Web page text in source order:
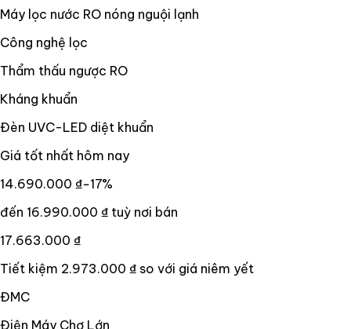
Máy lọc nước RO nóng nguội lạnh
Công nghệ lọc
Thẩm thấu ngược RO
Kháng khuẩn
Đèn UVC-LED diệt khuẩn
Giá tốt nhất hôm nay
14.690.000 ₫−17%
đến 16.990.000 ₫ tuỳ nơi bán
17.663.000 ₫
Tiết kiệm 2.973.000 ₫ so với giá niêm yết
ĐMC
Điện Máy Chợ Lớn